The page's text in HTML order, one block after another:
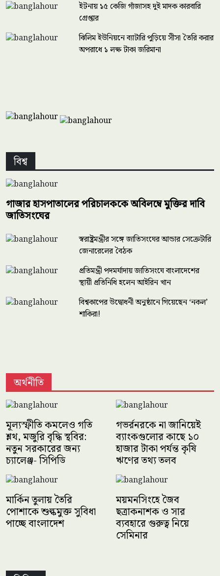
ইটনায় ১৫ কেজি গাঁজাসহ দুই মাদক কারবারি
গ্রেপ্তার
ঝিলিম ইউনিয়নে ব্যাটারি পুড়িয়ে সীসা তৈরি করার
অপরাধে ১ লক্ষ টাকা জরিমানা
বিশ্ব
গাজার হাসপাতালের পরিচালককে অবিলম্বে মুক্তির দাবি
জাতিসংঘের
স্বরাষ্ট্রমন্ত্রীর সঙ্গে জাতিসংঘের আন্ডার সেক্রেটারি
জেনারেলের বৈঠক
প্রতিমন্ত্রী পদমর্যাদায় জাতিসংঘে বাংলাদেশের
স্থায়ী প্রতিনিধি হলেন আইরিন খান
বিশ্বকাপের উদ্বোধনী অনুষ্ঠানে গিয়েছেন ‘নকল’
শাকিরা!
অর্থনীতি
মূল্যস্ফীতি কমলেও গতি
শ্লথ, মজুরি বৃদ্ধি স্থবির:
নতুন সরকারের জন্য
চ্যালেঞ্জ- সিপিডি
গভর্রনরকে না জানিয়েই
ব্যাংকগুলোর কাছে ১০
হাজার টাকা পর্যন্ত কৃষি
ঋণের তথ্য তলব
মার্কিন তুলায় তৈরি
পোশাকে শুল্কমুক্ত সুবিধা
পাচ্ছে বাংলাদেশ
ময়মনসিংহে জৈব
ছত্রাকনাশক ও সার
ব্যবহারে গুরুত্ব নিয়ে
সেমিনার